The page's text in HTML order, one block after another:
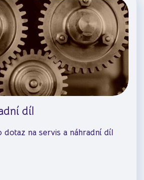
díl
dotaz na servis a náhradní díl